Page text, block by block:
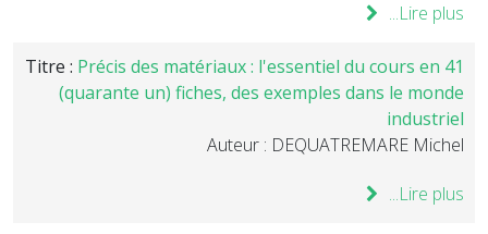
Lire plus...
Titre : Précis des matériaux : l'essentiel du cours en 41
(quarante un) fiches, des exemples dans le monde
industriel
Auteur : DEQUATREMARE Michel
Lire plus...